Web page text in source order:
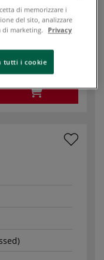
-
di memorizzare i
del sito, analizzare
di marketing.
Privacy
tutti i cookie